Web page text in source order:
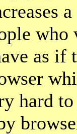
who
as if
hard